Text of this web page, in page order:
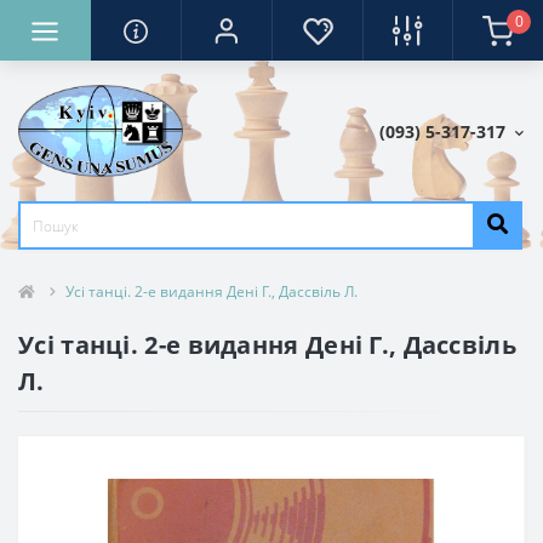
0
(093) 5-317-317
Усі танці. 2-е видання Дені Г., Дассвіль Л.
Усі танці. 2-е видання Дені Г., Дассвіль
Л.